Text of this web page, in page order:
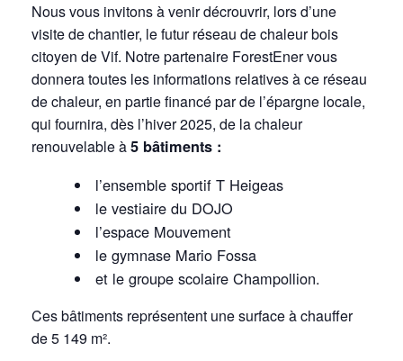
Nous vous invitons à venir décrouvrir, lors d’une
visite de chantier, le futur réseau de chaleur bois
citoyen de Vif. Notre partenaire ForestEner vous
donnera toutes les informations relatives à ce réseau
de chaleur, en partie financé par de l’épargne locale,
qui fournira, dès l’hiver 2025, de la chaleur
renouvelable à5 bâtiments :
l’ensemble sportif T Heigeas
le vestiaire du DOJO
l’espace Mouvement
le gymnase Mario Fossa
et le groupe scolaire Champollion.
Ces bâtiments représentent une surface à chauffer
de 5 149 m².